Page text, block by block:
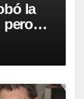
la
pero